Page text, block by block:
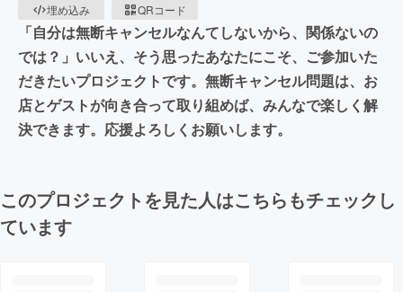
埋め込み
QRコード
「自分は無断キャンセルなんてしないから、関係ないの
では？」いいえ、そう思ったあなたにこそ、ご参加いた
だきたいプロジェクトです。無断キャンセル問題は、お
店とゲストが向き合って取り組めば、みんなで楽しく解
決できます。応援よろしくお願いします。
このプロジェクトを見た人はこちらもチェックし
ています